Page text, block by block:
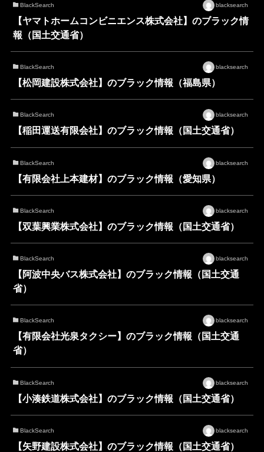
BlackSearch blacksearch
【ヤマトホームコンビニエンス株式会社】のブラック情
報（国土交通省）
BlackSearch blacksearch
【松岡建設株式会社】のブラック情報（福島県）
BlackSearch blacksearch
【稲田運送有限会社】のブラック情報（国土交通省）
BlackSearch blacksearch
【有限会社上本建材】のブラック情報（愛知県）
BlackSearch blacksearch
【双葉興業株式会社】のブラック情報（国土交通省）
BlackSearch blacksearch
【阿波中央バス株式会社】のブラック情報（国土交通
省）
BlackSearch blacksearch
【有限会社光泉タクシー】のブラック情報（国土交通
省）
BlackSearch blacksearch
【小湊鉄道株式会社】のブラック情報（国土交通省）
BlackSearch blacksearch
【矢野建設株式会社】のブラック情報（国土交通省）